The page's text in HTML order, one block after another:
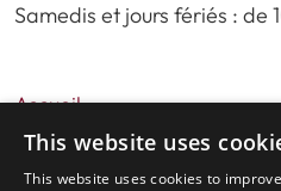
Samedis et jours fériés : de
Accueil
Recherche de propriété
Veuillez nous évaluer
This website uses
This website uses cookies to